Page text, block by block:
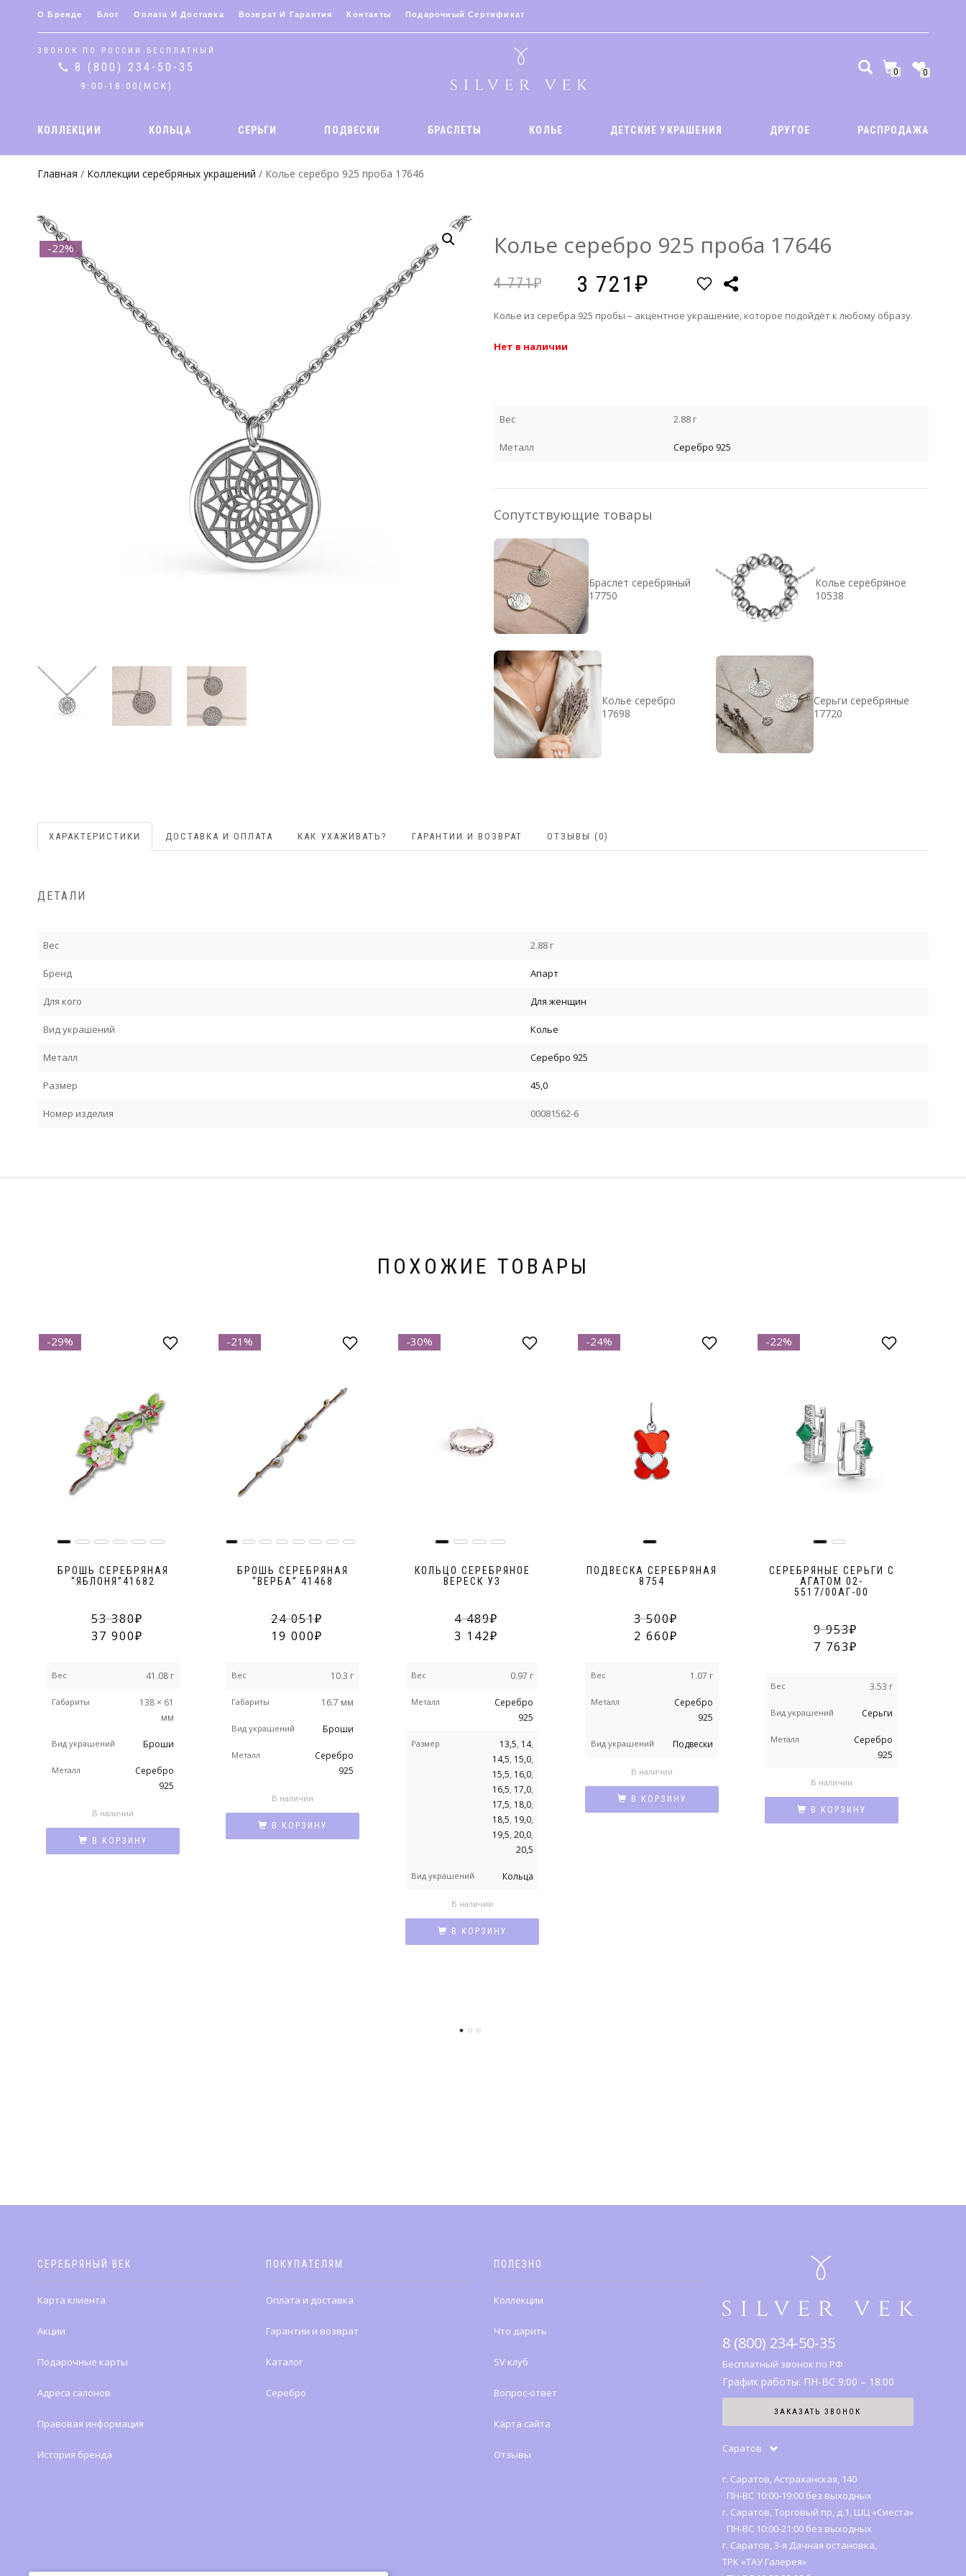
О Бренде Блог Оплата И Доставка Возврат И Гарантия Контакты Подарочный Сертификат
ЗВОНОК ПО РОССИИ БЕСПЛАТНЫЙ
8 (800) 234-50-35
9:00-18:00(МСК)
0 0
КОЛЛЕКЦИИ КОЛЬЦА СЕРЬГИ ПОДВЕСКИ БРАСЛЕТЫ КОЛЬЕ ДЕТСКИЕ УКРАШЕНИЯ ДРУГОЕ РАСПРОДАЖА
Главная / Коллекции серебряных украшений / Колье серебро 925 проба 17646
-22% Колье серебро 925 проба 17646
4 771 3 721
Колье из серебра 925 пробы – акцентное украшение, которое подойдёт к любому образу.
Нет в наличии
Вес 2.88 г
Металл Серебро 925
Сопутствующие товары
Браслет серебряный
17750
Колье серебряное
10538
Колье серебро
17698
Серьги серебряные
17720
ХАРАКТЕРИСТИКИ ДОСТАВКА И ОПЛАТА КАК УХАЖИВАТЬ? ГАРАНТИИ И ВОЗВРАТ ОТЗЫВЫ (0)
ДЕТАЛИ
Вес 2.88 г
Бренд Апарт
Для кого Для женщин
Вид украшений Колье
Металл Серебро 925
Размер 45,0
Номер изделия 00081562-6
ПОХОЖИЕ ТОВАРЫ
БРОШЬ СЕРЕБРЯНАЯ
“ЯБЛОНЯ”41682
-29%
53 380
37 900
Вес 41.08 г
Габариты
138 × 61
мм
Вид украшений Броши
Металл
Серебро
925
В наличии
В КОРЗИНУ
БРОШЬ СЕРЕБРЯНАЯ
“ВЕРБА” 41468
-21%
24 051
19 000
Вес 10.3 г
Габариты 16.7 мм
Вид украшений Броши
Металл
Серебро
925
В наличии
В КОРЗИНУ
КОЛЬЦО СЕРЕБРЯНОЕ
ВЕРЕСК УЗ
-30%
4 489
3 142
Вес 0.97 г
Металл
Серебро
925
Размер 13,5, 14,
14,5, 15,0,
15,5, 16,0,
16,5, 17,0,
17,5, 18,0,
18,5, 19,0,
19,5, 20,0,
20,5
Вид украшений Кольца
В наличии
В КОРЗИНУ
ПОДВЕСКА СЕРЕБРЯНАЯ
8754
-24%
3 500
2 660
Вес 1.07 г
Металл
Серебро
925
Вид украшений Подвески
В наличии
В КОРЗИНУ
СЕРЕБРЯНЫЕ СЕРЬГИ С
АГАТОМ 02-
5517/00АГ-00
-22%
9 953
7 763
Вес 3.53 г
Вид украшений Серьги
Металл
Серебро
925
В наличии
В КОРЗИНУ
СЕРЕБРЯНЫЙ ВЕК
Карта клиента
Акции
Подарочные карты
Адреса салонов
Правовая информация
История бренда
ПОКУПАТЕЛЯМ
Оплата и доставка
Гарантии и возврат
Каталог
Серебро
ПОЛЕЗНО
Коллекции
Что дарить
SV клуб
Вопрос-ответ
Карта сайта
Отзывы
8 (800) 234-50-35
Бесплатный звонок по РФ
График работы: ПН-ВС 9:00 – 18:00
ЗАКАЗАТЬ ЗВОНОК
Саратов
г. Саратов, Астраханская, 140
ПН-ВС 10:00-19:00 без выходных
г. Саратов, Торговый пр, д.1, ШЦ «Сиеста»
ПН-ВС 10:00-21:00 без выходных
г. Саратов, 3-я Дачная остановка,
ТРК «ТАУ Галерея»
После оформления быстрого заказа менеджер нашего
Менеджер нашего магазина свяжется с вами в ближайшее время”